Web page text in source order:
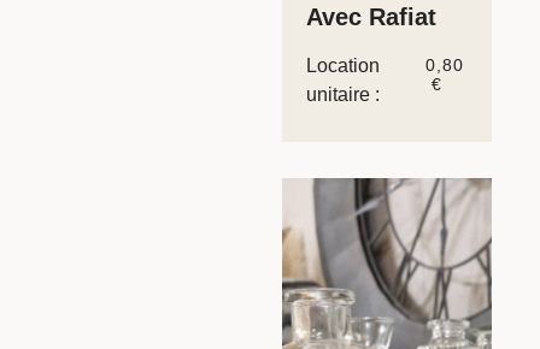
Avec Rafiat
Location
unitaire :
0,80
€